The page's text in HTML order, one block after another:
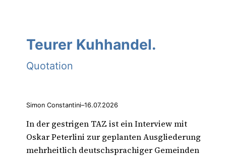
Teurer Kuhhandel.
Quotation
Simon Constantini–16.07.2026
In der gestrigen TAZ ist ein Interview mit
Oskar Peterlini zur geplanten Ausgliederung
mehrheitlich deutschsprachiger Gemeinden